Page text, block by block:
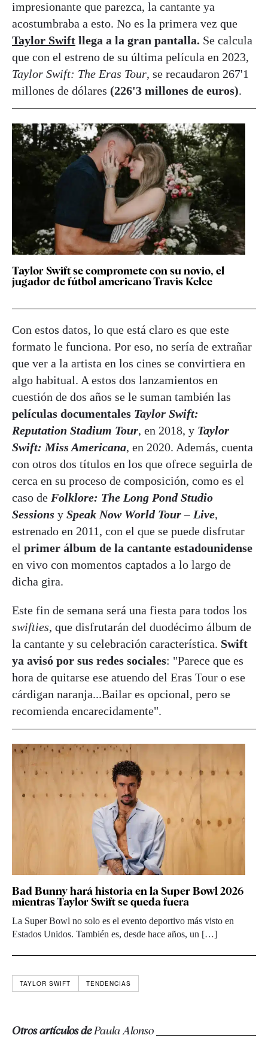
impresionante que parezca, la cantante ya
acostumbraba a esto. No es la primera vez que
Taylor Swift llega a la gran pantalla. Se calcula
que con el estreno de su última película en 2023,
Taylor Swift: The Eras Tour, se recaudaron 267'1
millones de dólares (226'3 millones de euros).
Taylor Swift se compromete con su novio, el
jugador de fútbol americano Travis Kelce
Con estos datos, lo que está claro es que este
formato le funciona. Por eso, no sería de extrañar
que ver a la artista en los cines se convirtiera en
algo habitual. A estos dos lanzamientos en
cuestión de dos años se le suman también las
películas documentales Taylor Swift:
Reputation Stadium Tour, en 2018, y Taylor
Swift: Miss Americana, en 2020. Además, cuenta
con otros dos títulos en los que ofrece seguirla de
cerca en su proceso de composición, como es el
caso de Folklore: The Long Pond Studio
Sessions y Speak Now World Tour – Live,
estrenado en 2011, con el que se puede disfrutar
el primer álbum de la cantante estadounidense
en vivo con momentos captados a lo largo de
dicha gira.
Este fin de semana será una fiesta para todos los
swifties, que disfrutarán del duodécimo álbum de
la cantante y su celebración característica. Swift
ya avisó por sus redes sociales: "Parece que es
hora de quitarse ese atuendo del Eras Tour o ese
cárdigan naranja...Bailar es opcional, pero se
recomienda encarecidamente".
Bad Bunny hará historia en la Super Bowl 2026
mientras Taylor Swift se queda fuera
La Super Bowl no solo es el evento deportivo más visto en
Estados Unidos. También es, desde hace años, un […]
TAYLOR SWIFT TENDENCIAS
Otros artículos dePaula Alonso